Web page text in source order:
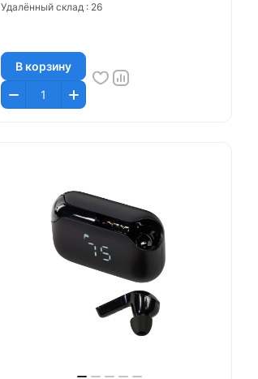
Удалённый склад : 26
В корзину